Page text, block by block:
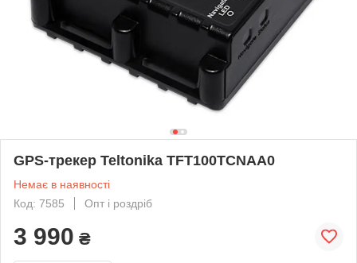
GPS-трекер Teltonika TFT100TCNAA0
Немає в наявності
Код: 7585
Опт і роздріб
3 990 ₴